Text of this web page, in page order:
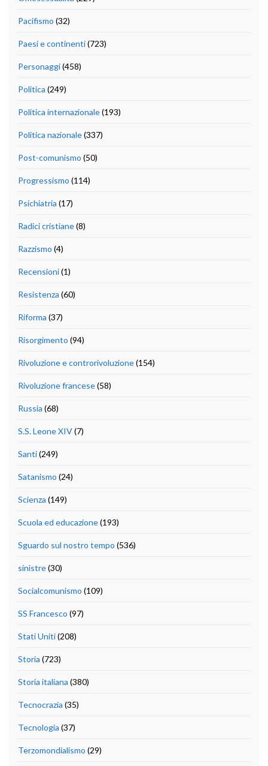
Pacifismo (32)
Paesi e continenti(723)
Personaggi(458)
Politica (249)
Politica internazionale(193)
Politica nazionale(337)
Post-comunismo (50)
Progressismo (114)
Psichiatria (17)
Radici cristiane(8)
Razzismo (4)
Recensioni(1)
Resistenza (60)
Riforma (37)
Risorgimento (94)
Rivoluzione e controrivoluzione(154)
Rivoluzione francese(58)
Russia (68)
S.S. Leone XIV(7)
Santi(249)
Satanismo (24)
Scienza (149)
Scuola ed educazione(193)
Sguardo sul nostro tempo (536)
sinistre(30)
Socialcomunismo (109)
SS Francesco (97)
Stati Uniti(208)
Storia (723)
Storia italiana (380)
Tecnocrazia (35)
Tecnologia (37)
Terzomondialismo (29)